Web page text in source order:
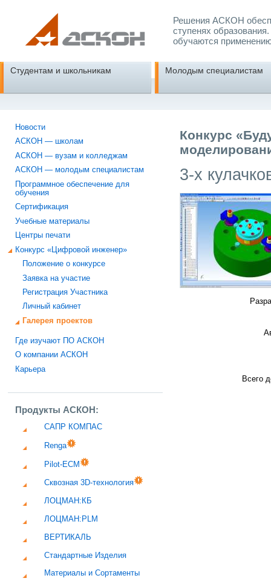
Решения АСКОН
ступенях
обучаются
Студентам и школьникам Молодым специалистам
Новости
АСКОН — школам
АСКОН — вузам и колледжам
АСКОН — молодым специалистам
Программное обеспечение для
обучения
Сертификация
Учебные материалы
Центры печати
Конкурс «Цифровой инженер»
Положение о конкурсе
Заявка на участие
Регистрация Участника
Личный кабинет
Галерея проектов
Где изучают ПО АСКОН
О компании АСКОН
Карьера
Продукты АСКОН:
САПР КОМПАС
Renga
Pilot-ECM
Сквозная 3D-технология
ЛОЦМАН:КБ
ЛОЦМАН:PLM
ВЕРТИКАЛЬ
Стандартные Изделия
Материалы и Сортаменты
Конкурс
3-х
Всего